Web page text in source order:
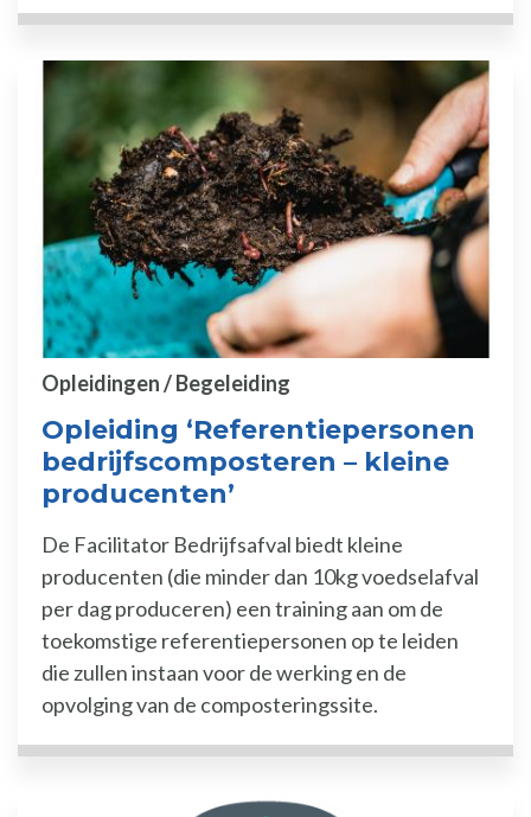
Opleiding ‘Referentiepersonen
bedrijfscomposteren – kleine
producenten’
Opleidingen / Begeleiding
De Facilitator Bedrijfsafval biedt kleine
producenten (die minder dan 10kg voedselafval
per dag produceren) een training aan om de
toekomstige referentiepersonen op te leiden
die zullen instaan voor de werking en de
opvolging van de composteringssite.